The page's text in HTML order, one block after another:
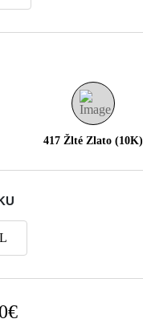
417 Žlté Zlato (10K)
L